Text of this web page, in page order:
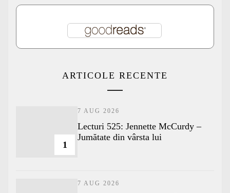
ARTICOLE RECENTE
1
7 AUG 2026
Lecturi 525: Jennette McCurdy –
Jumătate din vârsta lui
7 AUG 2026